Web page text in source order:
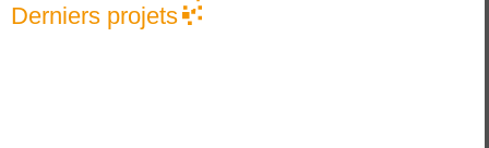
Derniers projets